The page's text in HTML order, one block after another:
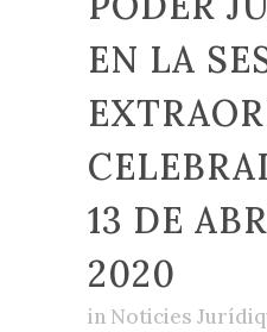
EN LA
13 DE
2020
in Noticies